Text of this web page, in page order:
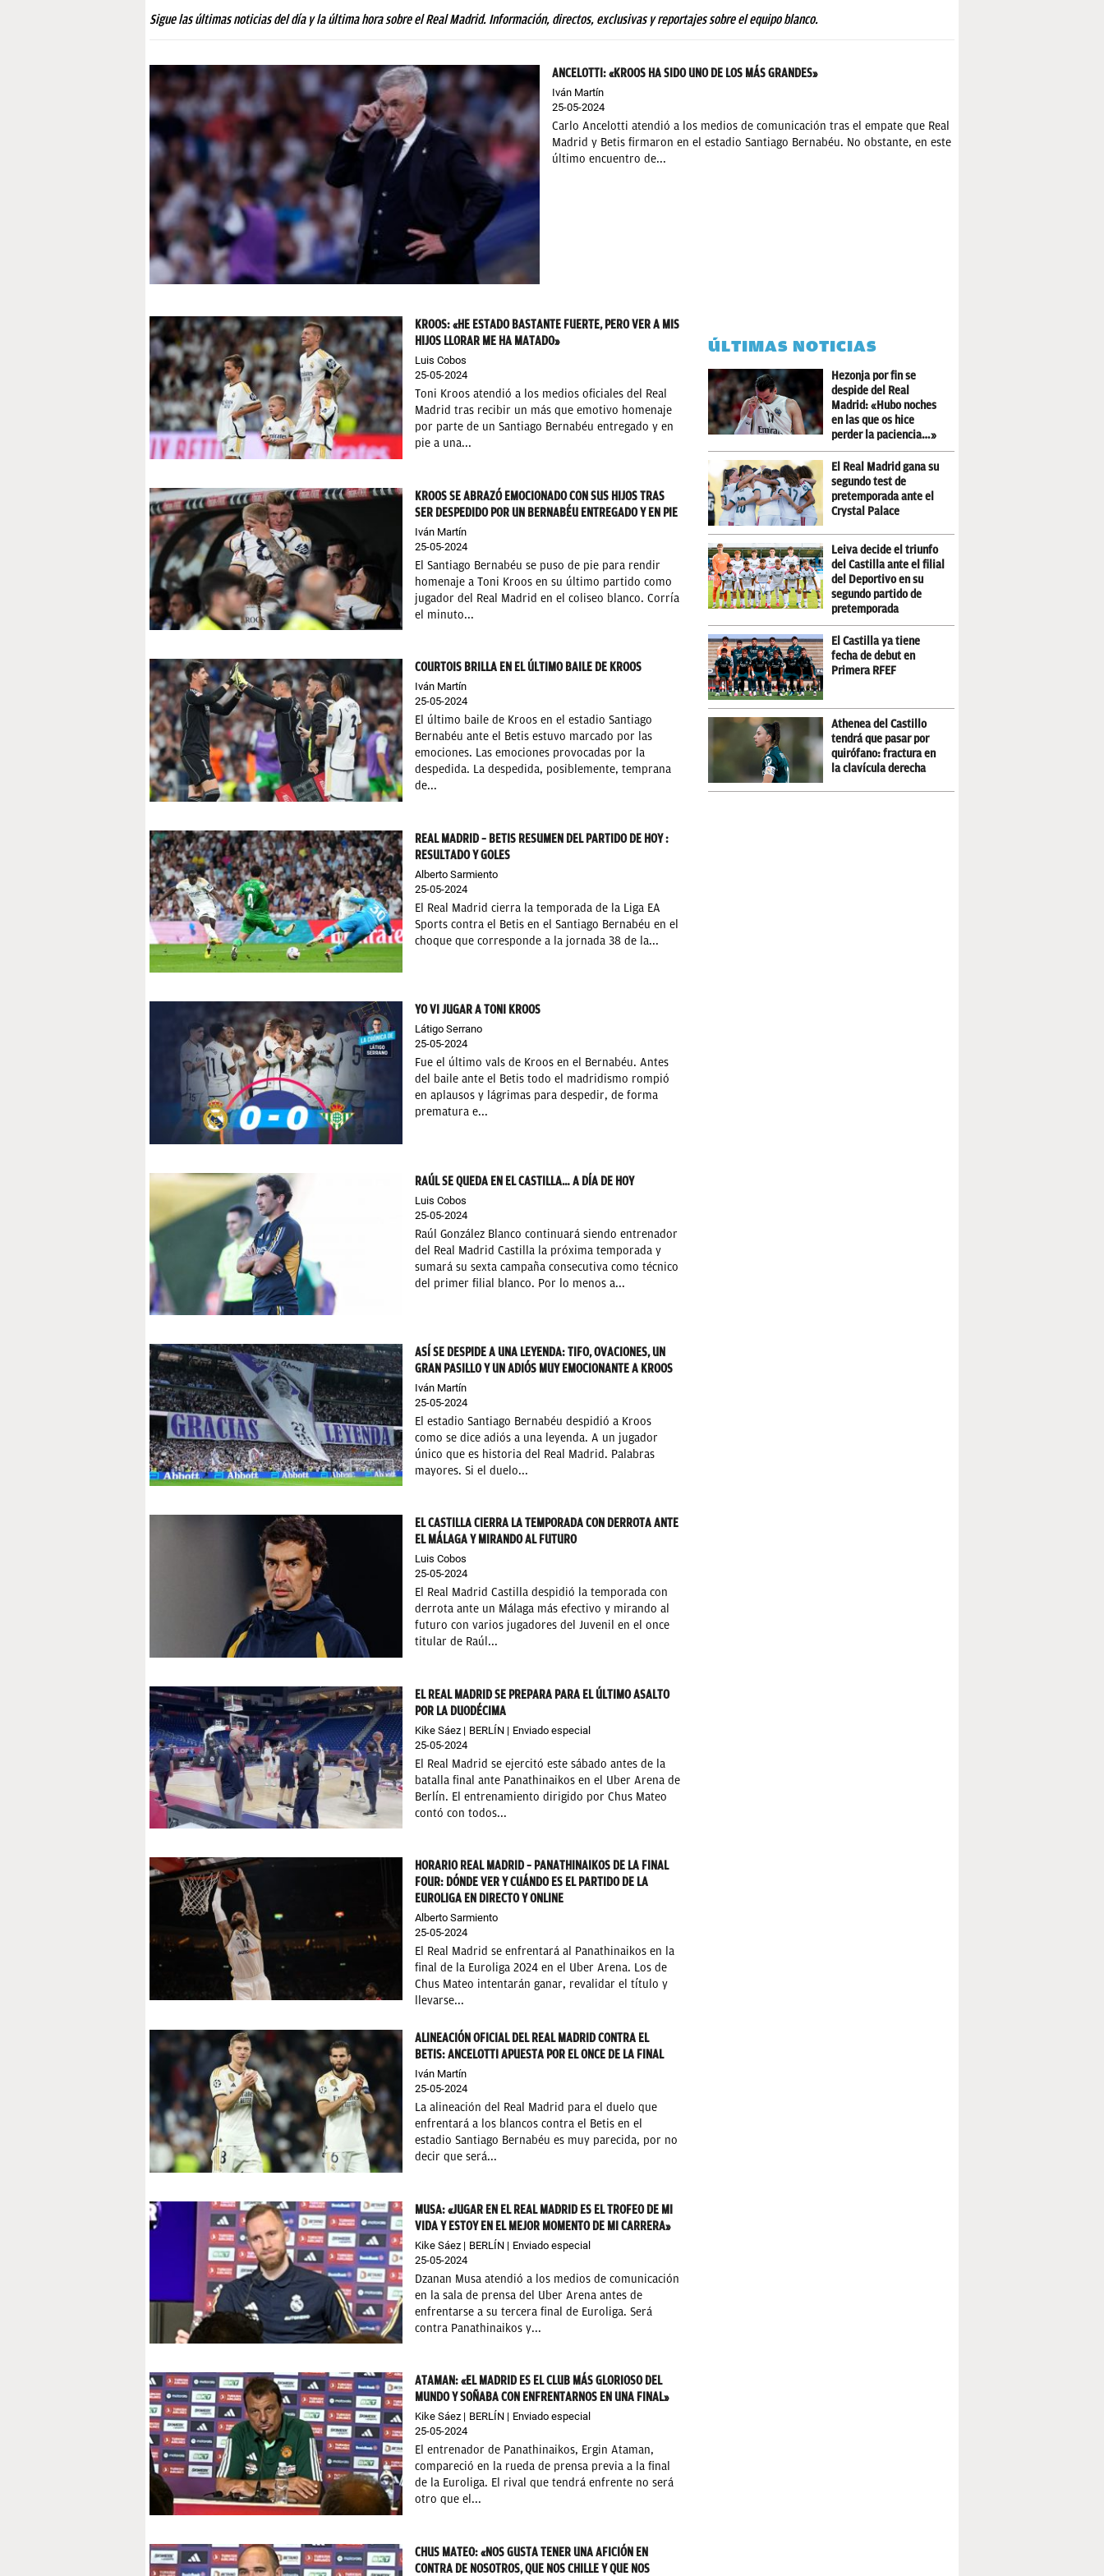
PAPARAZZI
Sigue las últimas noticias del día y la última hora sobre el Real Madrid. Información, directos, exclusivas y reportajes sobre el equipo blanco.
ANCELOTTI: «KROOS HA SIDO UNO DE LOS MÁS GRANDES»
Iván Martín
25-05-2024
Carlo Ancelotti atendió a los medios de comunicación tras el empate que Real
Madrid y Betis firmaron en el estadio Santiago Bernabéu. No obstante, en este
último encuentro de...
KROOS: «HE ESTADO BASTANTE FUERTE, PERO VER A MIS
HIJOS LLORAR ME HA MATADO»
Luis Cobos
25-05-2024
Toni Kroos atendió a los medios oficiales del Real
Madrid tras recibir un más que emotivo homenaje
por parte de un Santiago Bernabéu entregado y en
pie a una...
KROOS SE ABRAZÓ EMOCIONADO CON SUS HIJOS TRAS
SER DESPEDIDO POR UN BERNABÉU ENTREGADO Y EN PIE
Iván Martín
25-05-2024
El Santiago Bernabéu se puso de pie para rendir
homenaje a Toni Kroos en su último partido como
jugador del Real Madrid en el coliseo blanco. Corría
el minuto...
COURTOIS BRILLA EN EL ÚLTIMO BAILE DE KROOS
Iván Martín
25-05-2024
El último baile de Kroos en el estadio Santiago
Bernabéu ante el Betis estuvo marcado por las
emociones. Las emociones provocadas por la
despedida. La despedida, posiblemente, temprana
de...
REAL MADRID – BETIS RESUMEN DEL PARTIDO DE HOY :
RESULTADO Y GOLES
Alberto Sarmiento
25-05-2024
El Real Madrid cierra la temporada de la Liga EA
Sports contra el Betis en el Santiago Bernabéu en el
choque que corresponde a la jornada 38 de la...
YO VI JUGAR A TONI KROOS
Látigo Serrano
25-05-2024
Fue el último vals de Kroos en el Bernabéu. Antes
del baile ante el Betis todo el madridismo rompió
en aplausos y lágrimas para despedir, de forma
prematura e...
RAÚL SE QUEDA EN EL CASTILLA… A DÍA DE HOY
Luis Cobos
25-05-2024
Raúl González Blanco continuará siendo entrenador
del Real Madrid Castilla la próxima temporada y
sumará su sexta campaña consecutiva como técnico
del primer filial blanco. Por lo menos a...
ASÍ SE DESPIDE A UNA LEYENDA: TIFO, OVACIONES, UN
GRAN PASILLO Y UN ADIÓS MUY EMOCIONANTE A KROOS
Iván Martín
25-05-2024
El estadio Santiago Bernabéu despidió a Kroos
como se dice adiós a una leyenda. A un jugador
único que es historia del Real Madrid. Palabras
mayores. Si el duelo...
EL CASTILLA CIERRA LA TEMPORADA CON DERROTA ANTE
EL MÁLAGA Y MIRANDO AL FUTURO
Luis Cobos
25-05-2024
El Real Madrid Castilla despidió la temporada con
derrota ante un Málaga más efectivo y mirando al
futuro con varios jugadores del Juvenil en el once
titular de Raúl...
EL REAL MADRID SE PREPARA PARA EL ÚLTIMO ASALTO
POR LA DUODÉCIMA
Kike Sáez BERLÍN
Enviado especial
25-05-2024
El Real Madrid se ejercitó este sábado antes de la
batalla final ante Panathinaikos en el Uber Arena de
Berlín. El entrenamiento dirigido por Chus Mateo
contó con todos...
HORARIO REAL MADRID – PANATHINAIKOS DE LA FINAL
FOUR: DÓNDE VER Y CUÁNDO ES EL PARTIDO DE LA
EUROLIGA EN DIRECTO Y ONLINE
Alberto Sarmiento
25-05-2024
El Real Madrid se enfrentará al Panathinaikos en la
final de la Euroliga 2024 en el Uber Arena. Los de
Chus Mateo intentarán ganar, revalidar el título y
llevarse...
ALINEACIÓN OFICIAL DEL REAL MADRID CONTRA EL
BETIS: ANCELOTTI APUESTA POR EL ONCE DE LA FINAL
Iván Martín
25-05-2024
La alineación del Real Madrid para el duelo que
enfrentará a los blancos contra el Betis en el
estadio Santiago Bernabéu es muy parecida, por no
decir que será...
MUSA: «JUGAR EN EL REAL MADRID ES EL TROFEO DE MI
VIDA Y ESTOY EN EL MEJOR MOMENTO DE MI CARRERA»
Kike Sáez BERLÍN
Enviado especial
25-05-2024
Dzanan Musa atendió a los medios de comunicación
en la sala de prensa del Uber Arena antes de
enfrentarse a su tercera final de Euroliga. Será
contra Panathinaikos y...
ATAMAN: «EL MADRID ES EL CLUB MÁS GLORIOSO DEL
MUNDO Y SOÑABA CON ENFRENTARNOS EN UNA FINAL»
Kike Sáez BERLÍN
Enviado especial
25-05-2024
El entrenador de Panathinaikos, Ergin Ataman,
compareció en la rueda de prensa previa a la final
de la Euroliga. El rival que tendrá enfrente no será
otro que el...
CHUS MATEO: «NOS GUSTA TENER UNA AFICIÓN EN
CONTRA DE NOSOTROS, QUE NOS CHILLE Y QUE NOS
ÚLTIMAS NOTICIAS
Hezonja por fin se
despide del Real
Madrid: «Hubo noches
en las que os hice
perder la paciencia…»
El Real Madrid gana su
segundo test de
pretemporada ante el
Crystal Palace
Leiva decide el triunfo
del Castilla ante el filial
del Deportivo en su
segundo partido de
pretemporada
El Castilla ya tiene
fecha de debut en
Primera RFEF
Athenea del Castillo
tendrá que pasar por
quirófano: fractura en
la clavícula derecha